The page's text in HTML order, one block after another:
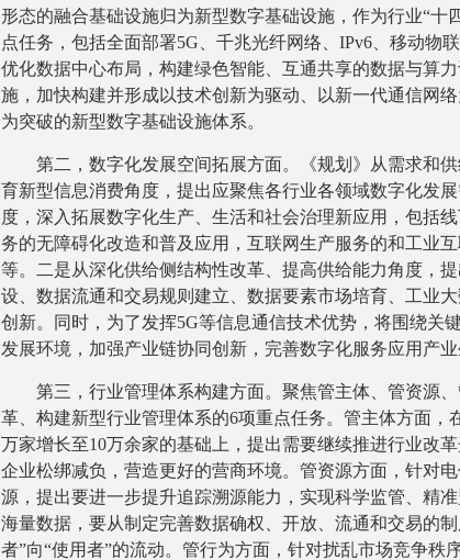
形态的融合基础设施归为新型数字基础设施，作为行业“十
点任务，包括全面部署5G、千兆光纤网络、IPv6、移动物
优化数据中心布局，构建绿色智能、互通共享的数据与算
施，加快构建并形成以技术创新为驱动、以新一代通信网
为突破的新型数字基础设施体系。
第二，数字化发展空间拓展方面。《规划》从需求和
育新型信息消费角度，提出应聚焦各行业各领域数字化发
度，深入拓展数字化生产、生活和社会治理新应用，包括
务的无障碍化改造和普及应用，互联网生产服务的和工业
等。二是从深化供给侧结构性改革、提高供给能力角度，
设、数据流通和交易规则建立、数据要素市场培育、工业
创新。同时，为了发挥5G等信息通信技术优势，将围绕关
发展环境，加强产业链协同创新，完善数字化服务应用产业
第三，行业管理体系构建方面。聚焦管主体、管资源
革、构建新型行业管理体系的6项重点任务。管主体方面，
万家增长至10万余家的基础上，提出需要继续推进行业改
企业松绑减负，营造更好的营商环境。管资源方面，针对
源，提出要进一步提升追踪溯源能力，实现科学监管、精
海量数据，要从制定完善数据确权、开放、流通和交易的
者”向“使用者”的流动。管行为方面，针对扰乱市场竞争